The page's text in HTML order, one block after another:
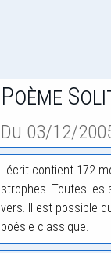
Poème
Du 03/12/
L'écrit contient 172
strophes. Toutes les
vers. Il est possible
poésie classique.